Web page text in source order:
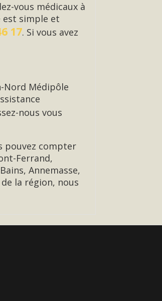
vous médicaux à
est simple et
17. Si vous avez
Nord Médipôle
nous vous
pouvez compter
Ferrand,
Annemasse,
la région, nous